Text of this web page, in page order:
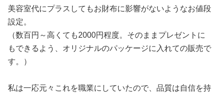
美容室代にプラスしてもお財布に影響がないようなお値段
設定。
（数百円～高くても2000円程度。そのままプレゼントに
もできるよう、オリジナルのパッケージに入れての販売で
す。）
私は一応元々これを職業にしていたので、品質は自信を持